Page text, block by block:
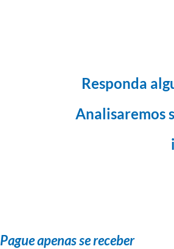
Responda
Analisaremos
Pague apenas se receber